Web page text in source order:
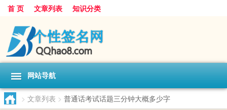
首 页 文章列表 知识分类
网站导航
> 文章列表 > 普通话考试话题三分钟大概多少字